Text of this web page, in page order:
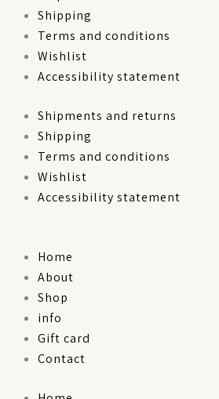
Shipping
Terms and conditions
Wishlist
Accessibility statement
Shipments and returns
Shipping
Terms and conditions
Wishlist
Accessibility statement
Home
About
Shop
info
Gift card
Contact